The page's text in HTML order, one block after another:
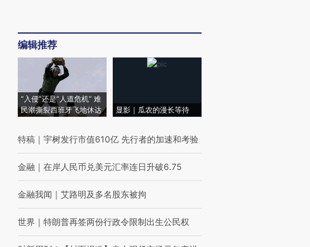
编辑推荐
“入侵”还是“人道危机” 难
民潮撕裂西班牙飞地休达
显影｜瓜农的漫长等待
特稿 ｜ 宇树发行市值610亿 先行者的加速和考验
金融 ｜ 在岸人民币兑美元汇率连日升破6.75
金融我闻 ｜ 艾路明及多名股东被拘
世界 ｜ 特朗普再签两份行政令限制出生公民权